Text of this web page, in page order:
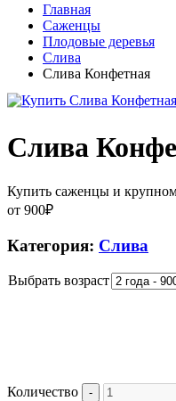
Главная
Саженцы
Плодовые деревья
Слива
Слива Конфетная
Слива
Купить саженцы и
от 900₽
Категория: Слива
Выбрать возраст
Количество